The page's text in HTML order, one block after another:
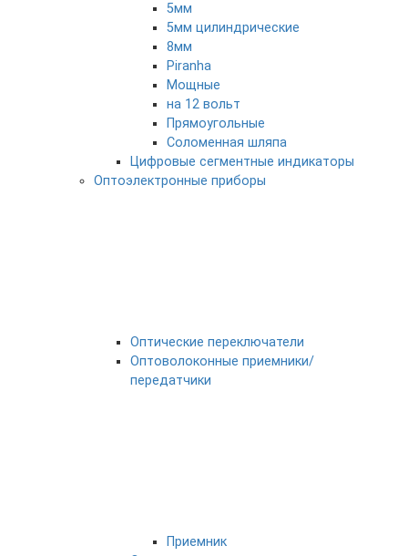
5мм
5мм цилиндрические
8мм
Piranha
Мощные
на 12 вольт
Прямоугольные
Соломенная шляпа
Цифровые сегментные индикаторы
Оптоэлектронные приборы
Оптические переключатели
Оптоволоконные приемники/
передатчики
Приемник